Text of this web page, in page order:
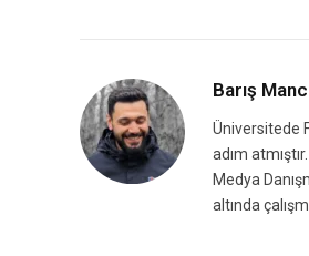
Barış
Üniversitede
adım
Medya
altında